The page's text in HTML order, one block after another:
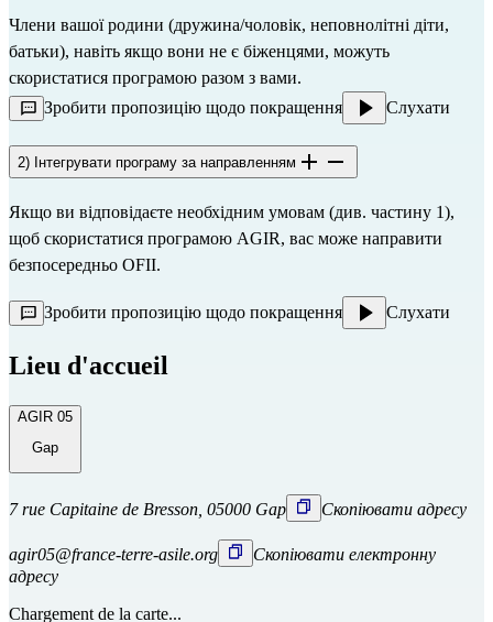
Члени вашої родини (дружина/чоловік, неповнолітні діти,
батьки), навіть якщо вони не є біженцями, можуть
скористатися програмою разом з вами.
Зробити пропозицію щодо покращення
Слухати
2) Інтегрувати програму за направленням
Якщо ви відповідаєте необхідним умовам (див. частину 1),
щоб скористатися програмою AGIR, вас може направити
безпосередньо OFII.
Зробити пропозицію щодо покращення Слухати
Lieu d'accueil
AGIR 05
Gap
7 rue Capitaine de Bresson, 05000 Gap Скопіювати адресу
agir05@france-terre-asile.org
Скопіювати електронну
адресу
Chargement de la carte...